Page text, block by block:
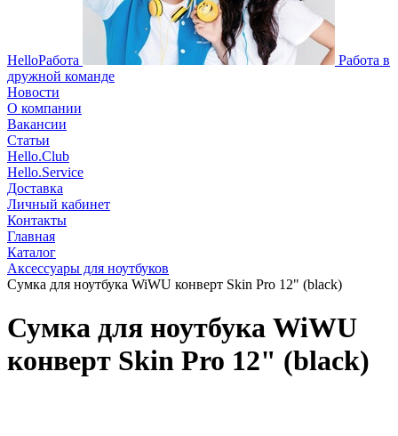
HelloРабота
Работа в
дружной команде
Новости
О компании
Вакансии
Статьи
Hello.Club
Hello.Service
Доставка
Личный кабинет
Контакты
Главная
Каталог
Аксессуары для ноутбуков
Сумка для ноутбука WiWU конверт Skin Pro 12" (black)
Сумка для ноутбука WiWU
конверт Skin Pro 12" (black)